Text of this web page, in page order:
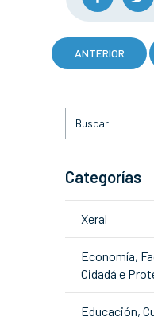
ANTERIOR
Categorías
Xeral
Economía,
Cidadá e
Educación,